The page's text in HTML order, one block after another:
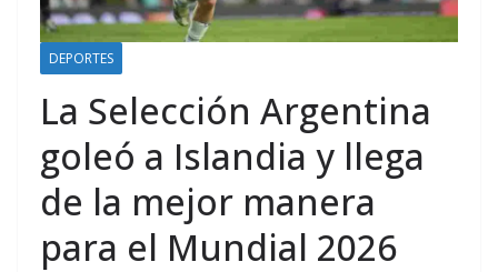
DEPORTES
La Selección Argentina
goleó a Islandia y llega
de la mejor manera
para el Mundial 2026